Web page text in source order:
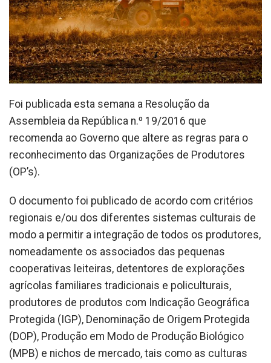
Foi publicada esta semana a Resolução da
Assembleia da República n.º 19/2016 que
recomenda ao Governo que altere as regras para o
reconhecimento das Organizações de Produtores
(OP’s).
O documento foi publicado de acordo com critérios
regionais e/ou dos diferentes sistemas culturais de
modo a permitir a integração de todos os produtores,
nomeadamente os associados das pequenas
cooperativas leiteiras, detentores de explorações
agrícolas familiares tradicionais e policulturais,
produtores de produtos com Indicação Geográfica
Protegida (IGP), Denominação de Origem Protegida
(DOP), Produção em Modo de Produção Biológico
(MPB) e nichos de mercado, tais como as culturas